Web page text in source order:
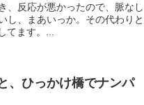
、反応が悪かったので、脈なし
し、まあいっか。その代わりと
ます。...
、ひっかけ橋でナンパ